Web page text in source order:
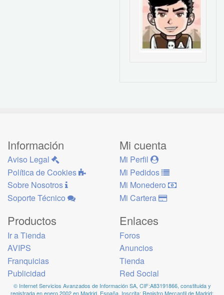
Información
Aviso Legal
Política de Cookies
Sobre Nosotros
Soporte Técnico
Mi cuenta
Mi Perfil
Mi Pedidos
Mi Monedero
Mi Cartera
Productos
Ir a Tienda
AVIPS
Franquicias
Publicidad
Enlaces
Foros
Anuncios
Tienda
Red Social
© Internet Servicios Avanzados de Información SA, CIF:A83191866, constituida y
registrada en enero 2002 en Madrid, España, Inscrita: Registro Mercantil de Madrid: